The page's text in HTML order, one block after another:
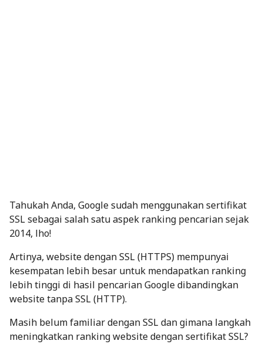
Tahukah Anda, Google sudah menggunakan sertifikat
SSL sebagai salah satu aspek ranking pencariansejak
2014, lho!
Artinya, website dengan SSL (HTTPS) mempunyai
kesempatan lebih besar untuk mendapatkan ranking
lebih tinggi di hasil pencarian Google dibandingkan
website tanpa SSL (HTTP).
Masih belum familiar dengan SSL dan gimana langkah
meningkatkan ranking website dengan sertifikat SSL?